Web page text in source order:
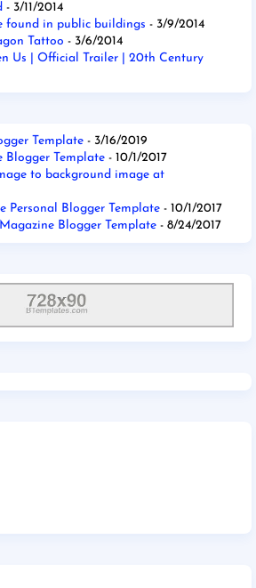
- 3/11/2014
found in public buildings - 3/9/2014
Tattoo - 3/6/2014
Us | Official Trailer | 20th Century
Template - 3/16/2019
Blogger Template - 10/1/2017
to background image at
Personal Blogger Template - 10/1/2017
Blogger Template - 8/24/2017